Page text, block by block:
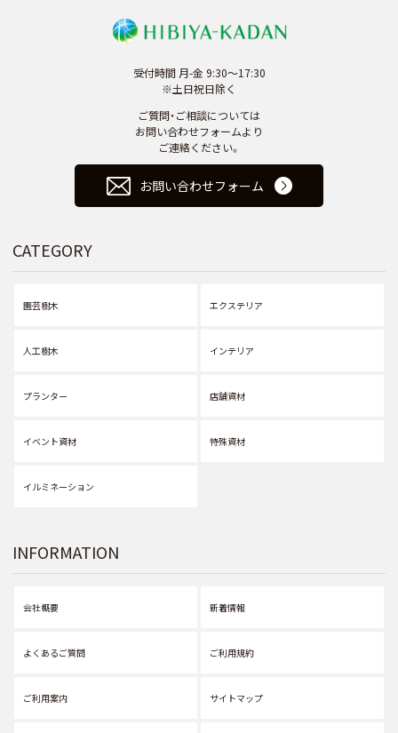
受付時間 月-金 9:30～17:30
※土日祝日除く
ご質問・ご相談については
お問い合わせフォームより
ご連絡ください。
お問い合わせフォーム
CATEGORY
園芸樹木
人工樹木
プランター
イベント資材
イルミネーション
エクステリア
インテリア
店舗資材
特殊資材
INFORMATION
会社概要
よくあるご質問
ご利用案内
新着情報
ご利用規約
サイトマップ